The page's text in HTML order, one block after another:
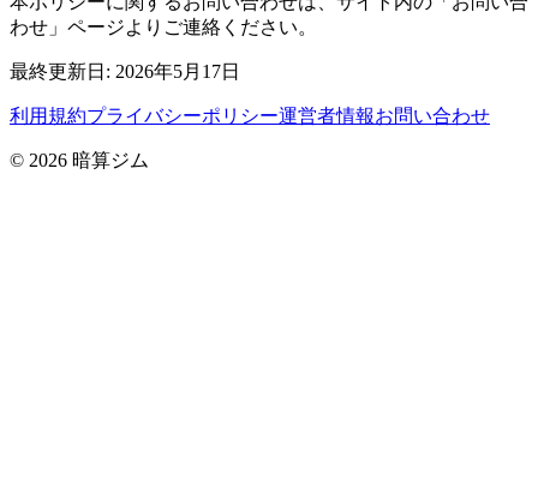
わせ」ページよりご連絡ください。
最終更新日: 2026年5月17日
利用規約プライバシーポリシー運営者情報お問い合わせ
© 2026 暗算ジム